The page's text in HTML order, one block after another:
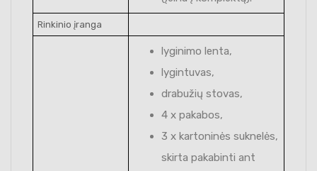
Rinkinio įranga
lyginimo lenta,
lygintuvas,
drabužių stovas,
4 x pakabos,
3 x kartoninės suknelės,
skirta pakabinti ant